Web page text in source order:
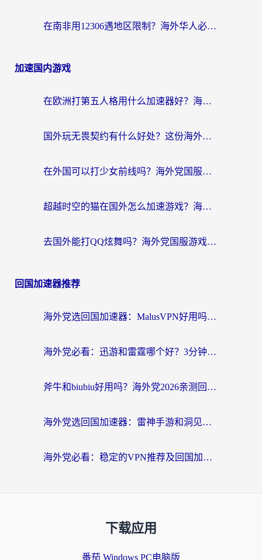
在南非用12306遇地区限制？海外华人必看的回国加速全攻略（附B站芒果TV解锁技巧）
加速国内游戏
在欧洲打第五人格用什么加速器好？海外党亲测有效的国服游戏加速方案
国外玩无畏契约有什么好处？这份海外国服游戏加速指南帮你解决90%的卡顿问题
在外国可以打少女前线吗？海外党国服游戏畅玩终极指南（附避坑技巧）
超越时空的猫在国外怎么加速游戏？海外玩家国服畅玩终极指南
去国外能打QQ炫舞吗？海外党国服游戏不卡顿的终极指南
回国加速器推荐
海外党选回国加速器：MalusVPN好用吗？和快帆VPN哪个好？附真实对比与避坑指南
海外党必看：迅游和雷霆哪个好？3分钟教你选对回国加速器，无缝刷国内剧玩手游
斧牛和biubiu好用吗？海外党2026亲测回国加速器指南，附番茄加速器深度体验
海外党选回国加速器：雷神手游和洞见哪个好？附iPhone免费VPN推荐及ChickCNUfunR实测
海外党必看：稳定的VPN推荐及回国加速器选择全攻略——告别地域限制，轻松刷国内资源
下载应用
番茄 Windows PC电脑版